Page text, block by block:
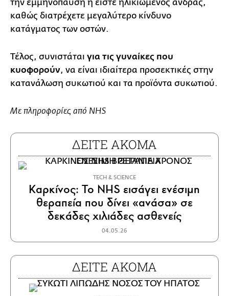
την εμμηνόπαυση ή είστε ηλικιωμένος άνδρας,
καθώς διατρέχετε μεγαλύτερο κίνδυνο
κατάγματος των οστών.
Τέλος, συνιστάται για τις γυναίκες που
κυοφορούν, να είναι ιδιαίτερα προσεκτικές στην
κατανάλωση συκωτιού και τα προϊόντα συκωτιού.
Με πληροφορίες από NHS
ΔΕΙΤΕ ΑΚΟΜΑ
ΤECH & SCIENCE
Καρκίνος: Το NHS εισάγει ενέσιμη
θεραπεία που δίνει «ανάσα» σε
δεκάδες χιλιάδες ασθενείς
04.05.26
ΔΕΙΤΕ ΑΚΟΜΑ